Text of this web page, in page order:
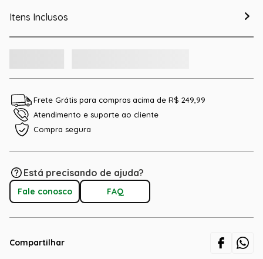
Itens Inclusos
Frete Grátis para compras acima de R$ 249,99
Atendimento e suporte ao cliente
Compra segura
Está precisando de ajuda?
Fale conosco FAQ
Compartilhar